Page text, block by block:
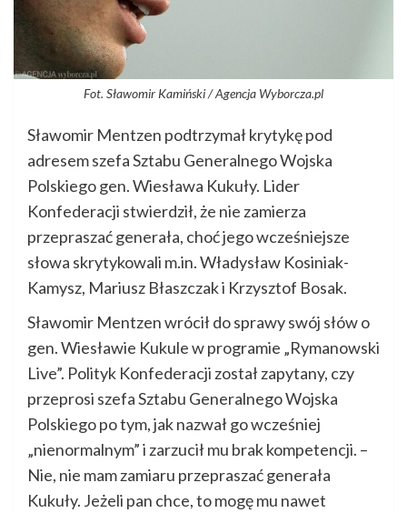
Fot. Sławomir Kamiński / Agencja Wyborcza.pl
Sławomir Mentzen podtrzymał krytykę pod
adresem szefa Sztabu Generalnego Wojska
Polskiego gen. Wiesława Kukuły. Lider
Konfederacji stwierdził, że nie zamierza
przepraszać generała, choć jego wcześniejsze
słowa skrytykowali m.in. Władysław Kosiniak-
Kamysz, Mariusz Błaszczak i Krzysztof Bosak.
Sławomir Mentzen wrócił do sprawy swój słów o
gen. Wiesławie Kukule w programie „Rymanowski
Live”. Polityk Konfederacji został zapytany, czy
przeprosi szefa Sztabu Generalnego Wojska
Polskiego po tym, jak nazwał go wcześniej
„nienormalnym” i zarzucił mu brak kompetencji. –
Nie, nie mam zamiaru przepraszać generała
Kukuły. Jeżeli pan chce, to mogę mu nawet